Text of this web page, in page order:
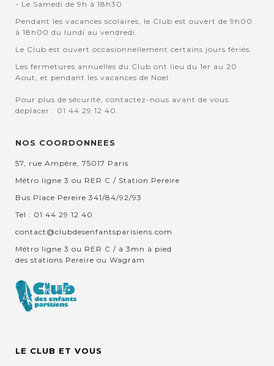
- Le Samedi de 9h à 18h30
Pendant les vacances scolaires, le Club est ouvert de 9h00
à 18h00 du lundi au vendredi.
Le Club est ouvert occasionnellement certains jours fériés.
Les fermetures annuelles du Club ont lieu du 1er au 20
Aout, et pendant les vacances de Noel.
Pour plus de sécurité, contactez-nous avant de vous
déplacer : 01 44 29 12 40.
NOS COORDONNEES
57, rue Ampère, 75017 Paris
Métro ligne 3 ou RER C / Station Pereire
Bus Place Pereire 341/84/92/93
Tel : 01 44 29 12 40
contact@clubdesenfantsparisiens.com
Métro ligne 3 ou RER C / à 3mn à pied
des stations Pereire ou Wagram
LE CLUB ET VOUS